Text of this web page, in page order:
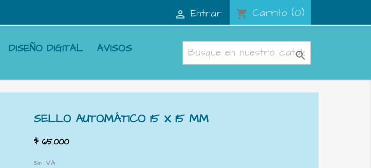
 Entrar shopping_cart Carrito (0)
DISEÑO DIGITAL AVISOS 
SELLO AUTOMÁTICO 15 X 15 MM
$ 65.000
Sin IVA